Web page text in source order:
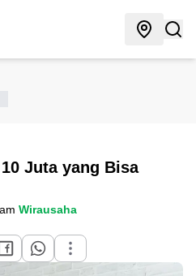
Juta yang Bisa
Wirausaha